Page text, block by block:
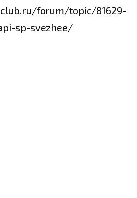
forum/topic/81629-
sp-svezhee/